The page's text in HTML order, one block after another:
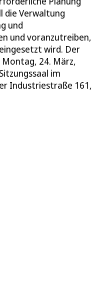
die Verwaltung
und
und voranzutreiben,
wird. Der
24. März,
im
Industriestraße 161,